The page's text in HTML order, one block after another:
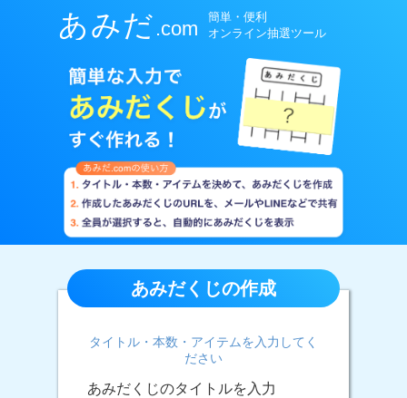
あみだくじの作成
タイトル・本数・アイテムを入力してく
ださい
あみだくじのタイトルを入力